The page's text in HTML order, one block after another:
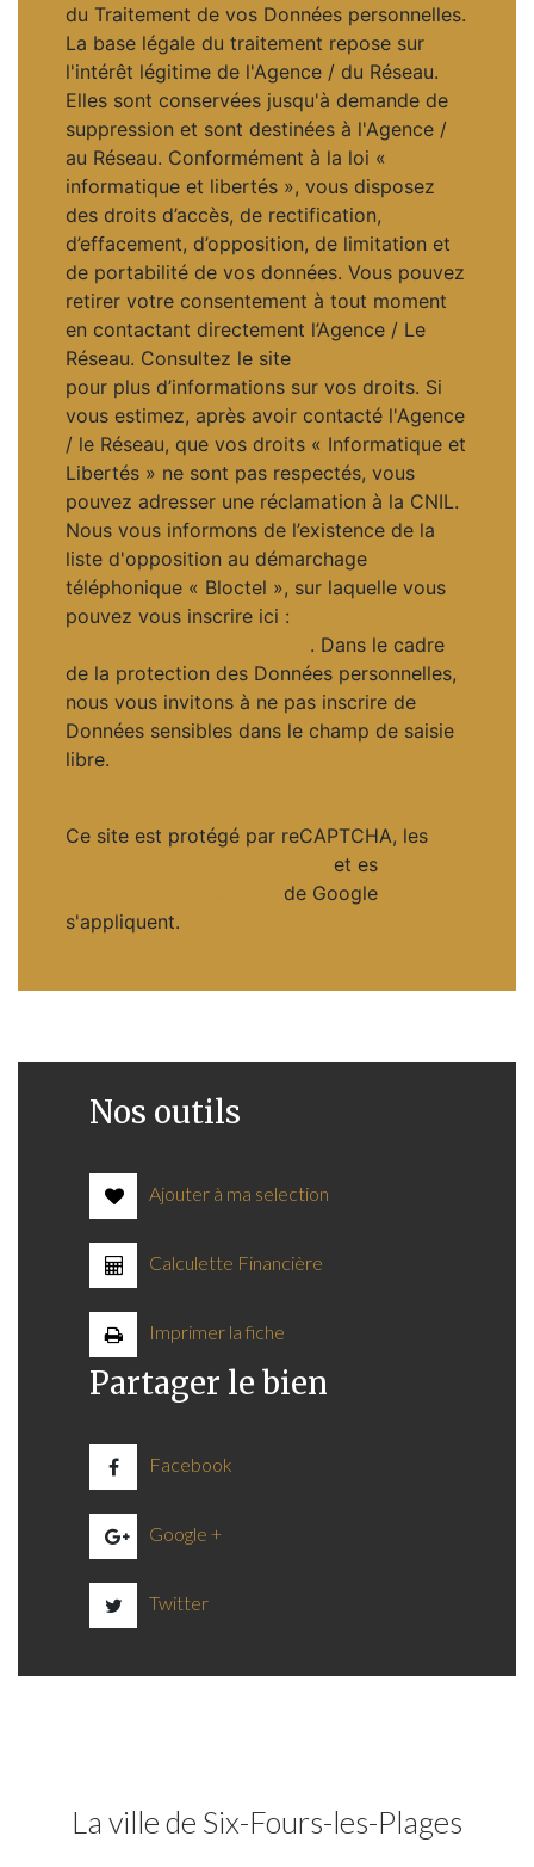
du Traitement de vos Données personnelles.
La base légale du traitement repose sur
l'intérêt légitime de l'Agence / du Réseau.
Elles sont conservées jusqu'à demande de
suppression et sont destinées à l'Agence /
au Réseau. Conformément à la loi «
informatique et libertés », vous disposez
des droits d’accès, de rectification,
d’effacement, d’opposition, de limitation et
de portabilité de vos données. Vous pouvez
retirer votre consentement à tout moment
en contactant directement l’Agence / Le
Réseau. Consultez le site
pour plus d’informations sur vos droits. Si
vous estimez, après avoir contacté l'Agence
/ le Réseau, que vos droits « Informatique et
Libertés » ne sont pas respectés, vous
pouvez adresser une réclamation à la CNIL.
Nous vous informons de l’existence de la
liste d'opposition au démarchage
téléphonique « Bloctel », sur laquelle vous
pouvez vous inscrire ici :
. Dans le cadre
de la protection des Données personnelles,
nous vous invitons à ne pas inscrire de
Données sensibles dans le champ de saisie
libre.
Ce site est protégé par reCAPTCHA, les
et es
de Google
s'appliquent.
Nos outils
Ajouter à ma selection
Calculette Financière
Imprimer la fiche
Partager le bien
Facebook
Google +
Twitter
La ville de Six-Fours-les-Plages